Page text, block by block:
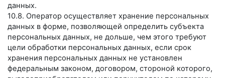
данных.
10.8. Оператор осуществляет хранение персональных
данных в форме, позволяющей определить субъекта
персональных данных, не дольше, чем этого требуют
цели обработки персональных данных, если срок
хранения персональных данных не установлен
федеральным законом, договором, стороной которого,